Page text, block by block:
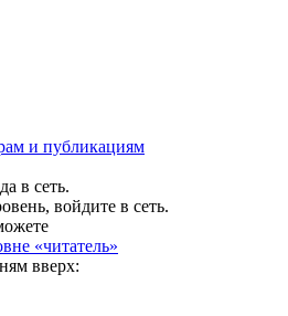
и публикациям
в сеть.
войдите в сеть.
«читатель»
вверх: